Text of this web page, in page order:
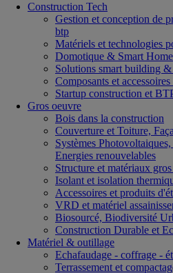
Construction Tech
Gestion et conception de
btp
Matériels et technologies
Domotique & Smart Home
Solutions smart building
Composants et
Startup construction et
Gros oeuvre
Bois dans la construction
Couverture et Toiture,
Systèmes
Energies renouvelables
Structure et matériaux
Isolant et isolation
Accessoires et produits
VRD et matériel
Biosourcé, Biodiversité
Construction Durable et
Matériel & outillage
Echafaudage - coffrage -
Terrassement et